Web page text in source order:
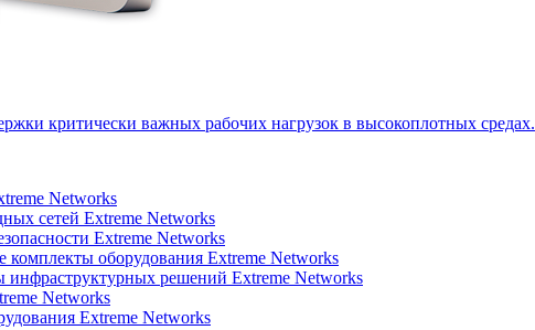
критически важных рабочих нагрузок в высокоплотных средах.
Networks
сетей Extreme Networks
Extreme Networks
оборудования Extreme Networks
решений Extreme Networks
Networks
Extreme Networks